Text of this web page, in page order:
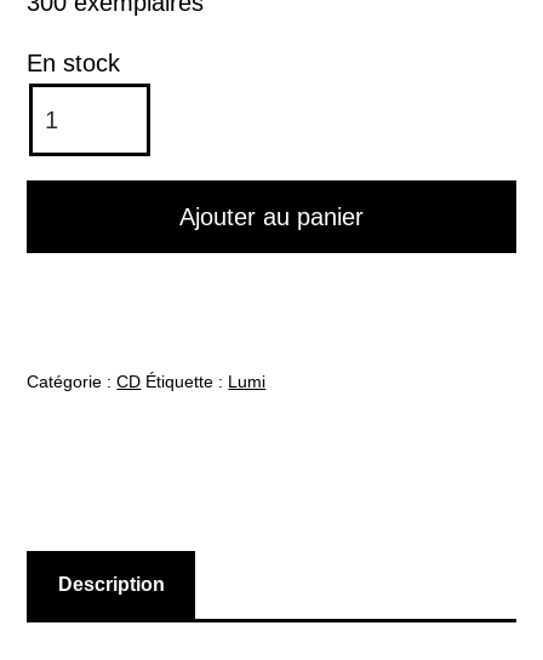
En stock
-
limitée
Ajouter au panier
Catégorie :CD Étiquette : Lumi
Description